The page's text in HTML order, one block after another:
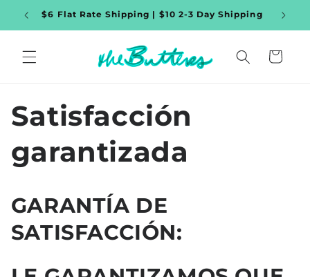
contenido
$6 Flat Rate Shipping | $10 2-3 Day Shipping
Carrito
Satisfacción
garantizada
GARANTÍA DE
SATISFACCIÓN: